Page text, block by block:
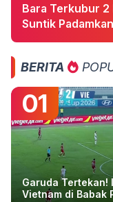
Bara Terkubur 2
Suntik
BERITA
01
Garuda
Vietnam di Babak